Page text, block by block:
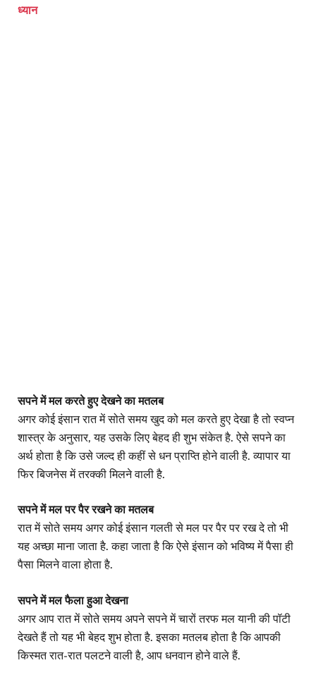
ध्यान
सपने में मल करते हुए देखने का मतलब
अगर कोई इंसान रात में सोते समय खुद को मल करते हुए देखा है तो स्वप्न
शास्त्र के अनुसार, यह उसके लिए बेहद ही शुभ संकेत है. ऐसे सपने का
अर्थ होता है कि उसे जल्द ही कहीं से धन प्राप्ति होने वाली है. व्यापार या
फिर बिजनेस में तरक्की मिलने वाली है.
सपने में मल पर पैर रखने का मतलब
रात में सोते समय अगर कोई इंसान गलती से मल पर पैर पर रख दे तो भी
यह अच्छा माना जाता है. कहा जाता है कि ऐसे इंसान को भविष्य में पैसा ही
पैसा मिलने वाला होता है.
सपने में मल फैला हुआ देखना
अगर आप रात में सोते समय अपने सपने में चारों तरफ मल यानी की पॉटी
देखते हैं तो यह भी बेहद शुभ होता है. इसका मतलब होता है कि आपकी
किस्मत रात-रात पलटने वाली है, आप धनवान होने वाले हैं.